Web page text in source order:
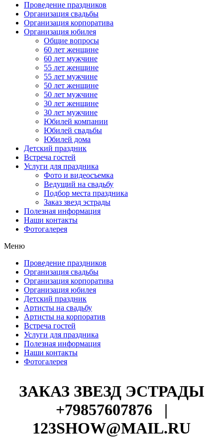
Проведение праздников
Организация свадьбы
Организация корпоратива
Организация юбилея
Общие вопросы
60 лет женщине
60 лет мужчине
55 лет женщине
55 лет мужчине
50 лет женщине
50 лет мужчине
30 лет женщине
30 лет мужчине
Юбилей компании
Юбилей свадьбы
Юбилей дома
Детский праздник
Встреча гостей
Услуги для праздника
Фото и видеосъемка
Ведущий на свадьбу
Подбор места праздника
Заказ звезд эстрады
Полезная информация
Наши контакты
Фотогалерея
Меню
Проведение праздников
Организация свадьбы
Организация корпоратива
Организация юбилея
Детский праздник
Артисты на свадьбу
Артисты на корпоратив
Встреча гостей
Услуги для праздника
Полезная информация
Наши контакты
Фотогалерея
ЗАКАЗ ЗВЕЗД ЭСТРАДЫ
+79857607876
|
123SHOW@MAIL.RU